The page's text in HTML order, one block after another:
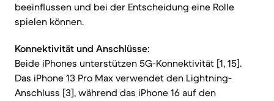
beeinflussen und bei der Entscheidung eine Rolle
spielen können.
Konnektivität und Anschlüsse:
Beide iPhones unterstützen 5G-Konnektivität [1, 15].
Das iPhone 13 Pro Max verwendet den Lightning-
Anschluss [3], während das iPhone 16 auf den